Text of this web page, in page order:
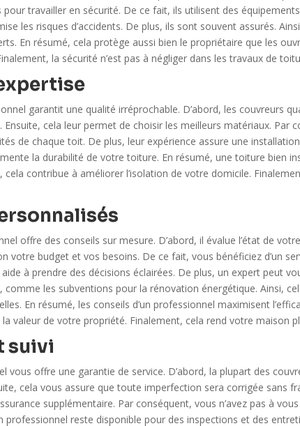
travailler en sécurité. De ce fait, ils utilisent des
les risques d’accidents. De plus, ils sont souvent assurés.
En résumé, cela protège aussi bien le propriétaire que les
la sécurité n’est pas à négliger dans les travaux de
garantit une qualité irréprochable. D’abord, les couvreurs
cela leur permet de choisir les meilleurs matériaux. Par
de chaque toit. De plus, leur expérience assure une
la durabilité de votre toiture. En résumé, une toiture bien
contribue à améliorer l’isolation de votre domicile.
offre des conseils sur mesure. D’abord, il évalue l’état de
votre budget et vos besoins. De ce fait, vous bénéficiez d’un
à prendre des décisions éclairées. De plus, un expert peut
comme les subventions pour la rénovation énergétique. Ainsi,
En résumé, les conseils d’un professionnel maximisent
valeur de votre propriété. Finalement, cela rend votre maison
suivi
vous offre une garantie de service. D’abord, la plupart des
cela vous assure que toute imperfection sera corrigée sans
supplémentaire. Par conséquent, vous n’avez pas à
professionnel reste disponible pour des inspections et des